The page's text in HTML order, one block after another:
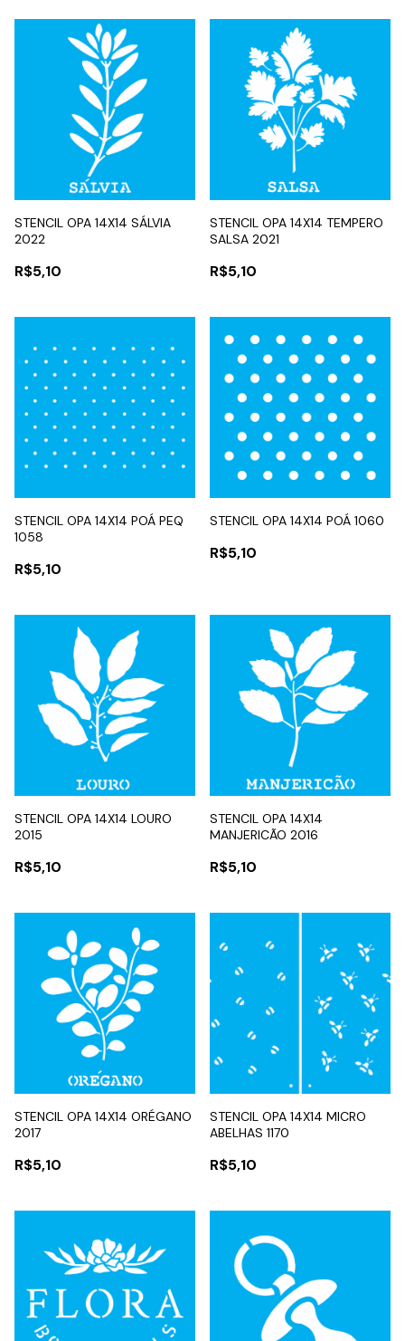
STENCIL OPA 14X14 SÁLVIA
2022
R$5,10
STENCIL OPA 14X14 TEMPERO
SALSA 2021
R$5,10
STENCIL OPA 14X14 POÁ PEQ
1058
R$5,10
STENCIL OPA 14X14 POÁ 1060
R$5,10
STENCIL OPA 14X14 LOURO
2015
R$5,10
STENCIL OPA 14X14
MANJERICÃO 2016
R$5,10
STENCIL OPA 14X14 ORÉGANO
2017
R$5,10
STENCIL OPA 14X14 MICRO
ABELHAS 1170
R$5,10